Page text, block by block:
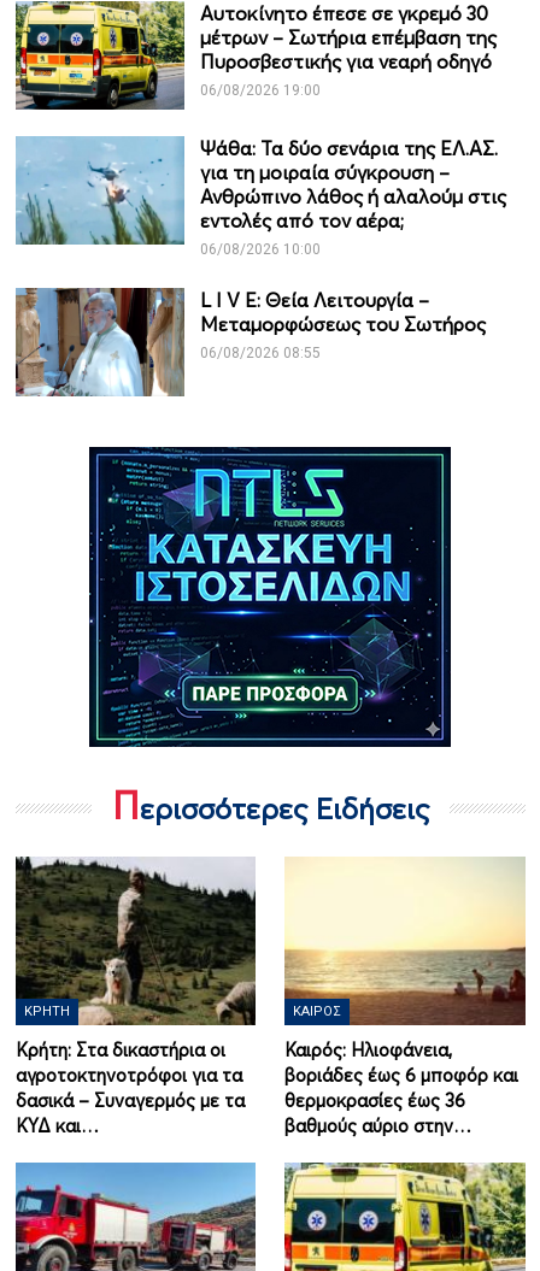
Αυτοκίνητο έπεσε σε γκρεμό 30
μέτρων – Σωτήρια επέμβαση της
Πυροσβεστικής για νεαρή οδηγό
06/08/2026 19:00
Ψάθα: Τα δύο σενάρια της ΕΛ.ΑΣ.
για τη μοιραία σύγκρουση –
Ανθρώπινο λάθος ή αλαλούμ στις
εντολές από τον αέρα;
06/08/2026 10:00
L I V E: Θεία Λειτουργία –
Μεταμορφώσεως του Σωτήρος
06/08/2026 08:55
Περισσότερες Ειδήσεις
ΚΡΉΤΗ
Κρήτη: Στα δικαστήρια οι
αγροτοκτηνοτρόφοι για τα
δασικά – Συναγερμός με τα
ΚΥΔ και…
ΚΑΙΡΌΣ
Καιρός: Ηλιοφάνεια,
βοριάδες έως 6 μποφόρ και
θερμοκρασίες έως 36
βαθμούς αύριο στην…